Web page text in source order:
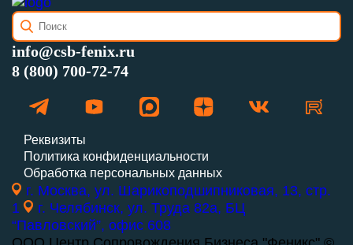
info@csb-fenix.ru
8 (800) 700-72-74
Реквизиты
Политика конфиденциальности
Обработка персональных данных
г. Москва, ул. Шарикоподшипниковая, 13, стр.
1
г. Челябинск, ул. Труда 82а, БЦ
“Павловский”, офис 608